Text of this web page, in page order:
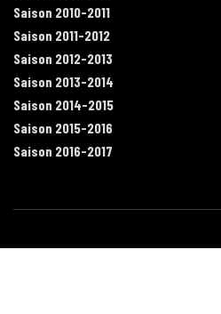
Saison 2010-2011
Saison 2011-2012
Saison 2012-2013
Saison 2013-2014
Saison 2014-2015
Saison 2015-2016
Saison 2016-2017